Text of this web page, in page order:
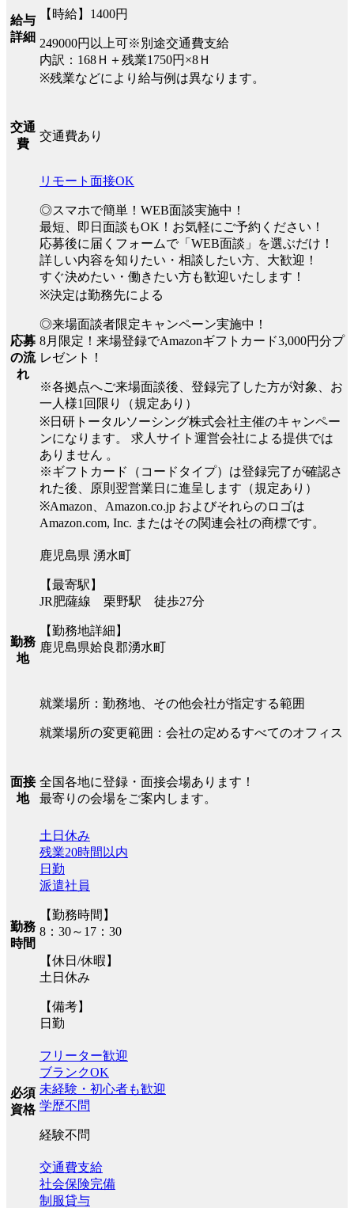
給与
詳細
【時給】1400円
249000円以上可※別途交通費支給
内訳：168Ｈ＋残業1750円×8Ｈ
※残業などにより給与例は異なります。
交通
費
交通費あり
応募
の流
れ
リモート面接OK
◎スマホで簡単！WEB面談実施中！
最短、即日面談もOK！お気軽にご予約ください！
応募後に届くフォームで「WEB面談」を選ぶだけ！
詳しい内容を知りたい・相談したい方、大歓迎！
すぐ決めたい・働きたい方も歓迎いたします！
※決定は勤務先による
◎来場面談者限定キャンペーン実施中！
8月限定！来場登録でAmazonギフトカード3,000円分プ
レゼント！
※各拠点へご来場面談後、登録完了した方が対象、お
一人様1回限り（規定あり）
※日研トータルソーシング株式会社主催のキャンペー
ンになります。 求人サイト運営会社による提供では
ありません 。
※ギフトカード（コードタイプ）は登録完了が確認さ
れた後、原則翌営業日に進呈します（規定あり）
※Amazon、Amazon.co.jp およびそれらのロゴは
Amazon.com, Inc. またはその関連会社の商標です。
勤務
地
鹿児島県 湧水町
【最寄駅】
JR肥薩線 栗野駅 徒歩27分
【勤務地詳細】
鹿児島県姶良郡湧水町
就業場所：勤務地、その他会社が指定する範囲
就業場所の変更範囲：会社の定めるすべてのオフィス
面接
地
全国各地に登録・面接会場あります！
最寄りの会場をご案内します。
勤務
時間
土日休み
残業20時間以内
日勤
派遣社員
【勤務時間】
8：30～17：30
【休日/休暇】
土日休み
【備考】
日勤
必須
資格
フリーター歓迎
ブランクOK
未経験・初心者も歓迎
学歴不問
経験不問
交通費支給
社会保険完備
制服貸与